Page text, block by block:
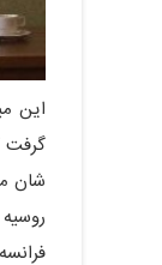
این
شان